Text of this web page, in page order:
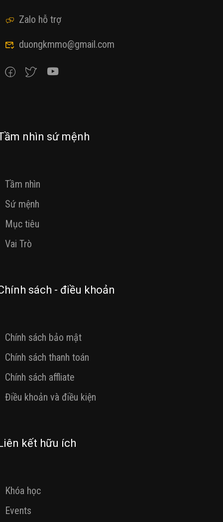
Zalo hỗ trợ
duongkmmo@gmail.com
nhìn sứ mệnh
Tầm nhìn
Sứ mệnh
Mục tiêu
Vai Trò
sách - điều khoản
Chính sách bảo mật
Chính sách thanh toán
Chính sách affliate
Điều khoản và điều kiện
kết hữu ích
Khóa học
Events